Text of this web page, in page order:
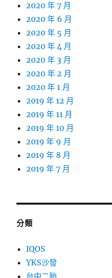
2020 年 7 月
2020 年 6 月
2020 年 5 月
2020 年 4 月
2020 年 3 月
2020 年 2 月
2020 年 1 月
2019 年 12 月
2019 年 11 月
2019 年 10 月
2019 年 9 月
2019 年 8 月
2019 年 7 月
分類
IQOS
YKS沙發